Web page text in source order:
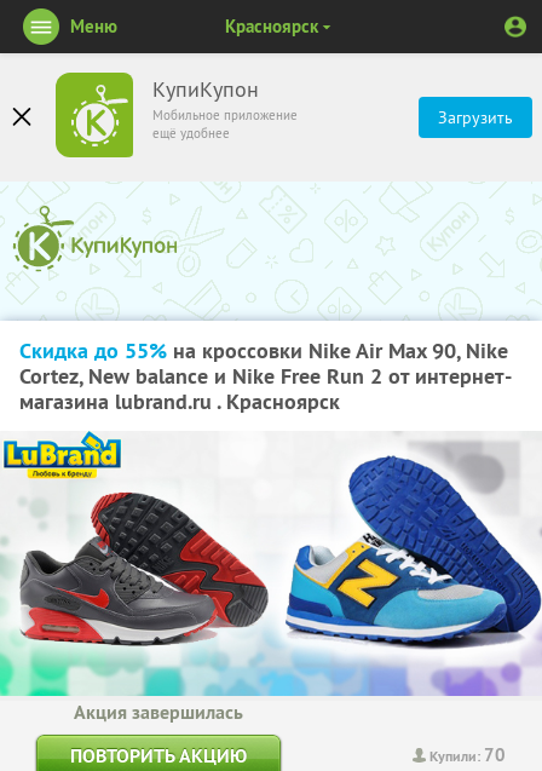
КупиКупон
Мобильное приложение
ещё удобнее
Загрузить
Меню Красноярск
Скидка до 55% на кроссовки Nike Air Max 90, Nike
Cortez, New balance и Nike Free Run 2 от интернет-
магазина lubrand.ru . Красноярск
Купили: 70
Акция завершилась
ПОВТОРИТЬ АКЦИЮ